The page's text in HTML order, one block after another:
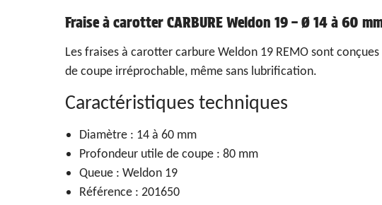
Fraise à carotter CARBURE Weldon 19 – Ø 14 à 60
Les fraises à carotter carbure Weldon 19 REMO sont
de coupe irréprochable, même sans lubrification.
Caractéristiques techniques
Diamètre : 14 à 60 mm
Profondeur utile de coupe : 80 mm
Queue : Weldon 19
Référence : 201650